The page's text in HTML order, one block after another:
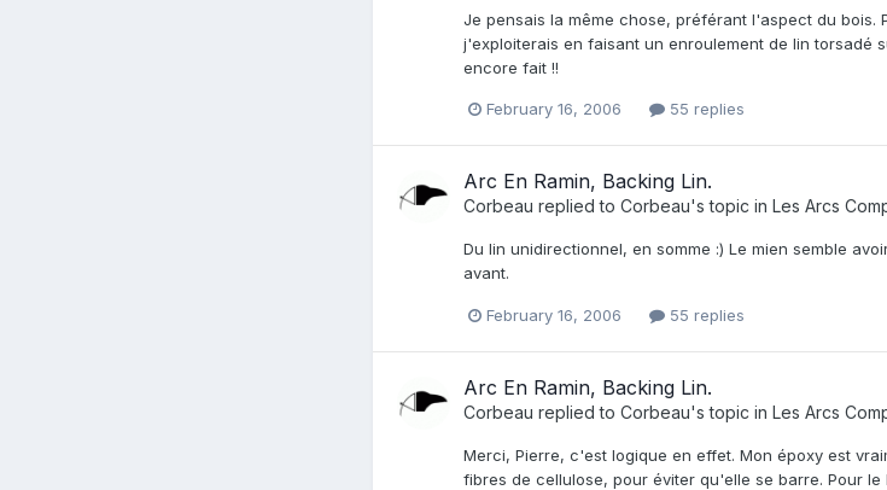
Je pensais la même chose, préférant l'aspect du
j'exploiterais en faisant un enroulement de lin torsadé
encore fait !!
February 16, 2006 55 replies
Arc En Ramin, Backing Lin.
Corbeau replied to Corbeau's topic in Les Arcs
Du lin unidirectionnel, en somme :) Le mien semble
avant.
February 16, 2006 55 replies
Arc En Ramin, Backing Lin.
Corbeau replied to Corbeau's topic in Les Arcs
Merci, Pierre, c'est logique en effet. Mon époxy est
fibres de cellulose, pour éviter qu'elle se barre. Pour